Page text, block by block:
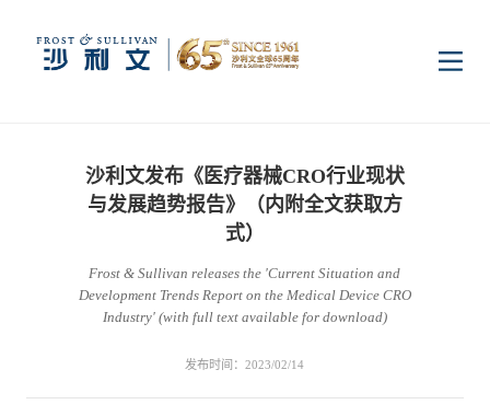
行业研究
消费电子
沙利文发布《医疗器械CRO行业现状
与发展趋势报告》（内附全文获取方
式）
Frost & Sullivan releases the 'Current Situation and
Development Trends Report on the Medical Device CRO
Industry' (with full text available for download)
发布时间：2023/02/14